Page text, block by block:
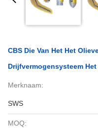
CBS Die Van Het Het
Drijfvermogensysteem
Merknaam:
SWS
MOQ: